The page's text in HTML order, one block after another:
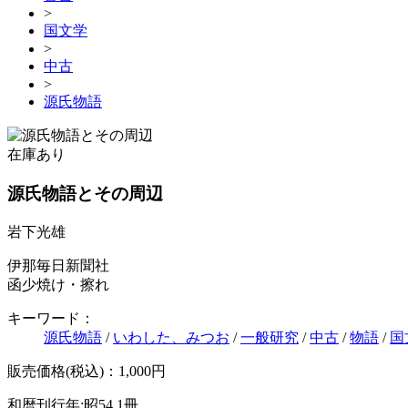
>
国文学
>
中古
>
源氏物語
在庫あり
源氏物語とその周辺
岩下光雄
伊那毎日新聞社
函少焼け・擦れ
キーワード：
源氏物語 / いわした、みつお /一般研究 /中古 /物語 /
販売価格(税込)：1,000円
和暦刊行年:昭54 1冊